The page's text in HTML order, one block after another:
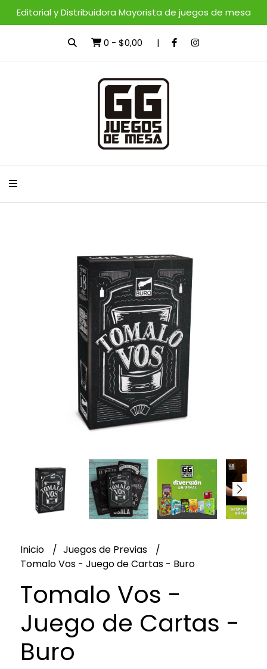
Editorial y Distribuidora Mayorista de juegos de mesa
0 - $0,00
Inicio
Juegos de Previas
Tomalo Vos - Juego de Cartas - Buro
Tomalo Vos -
Juego de Cartas -
Buro